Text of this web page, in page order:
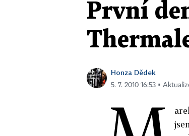
První
Honza Dědek
5. 7. 2010 16:53 ▪